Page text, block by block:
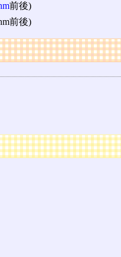
前後)
前後)